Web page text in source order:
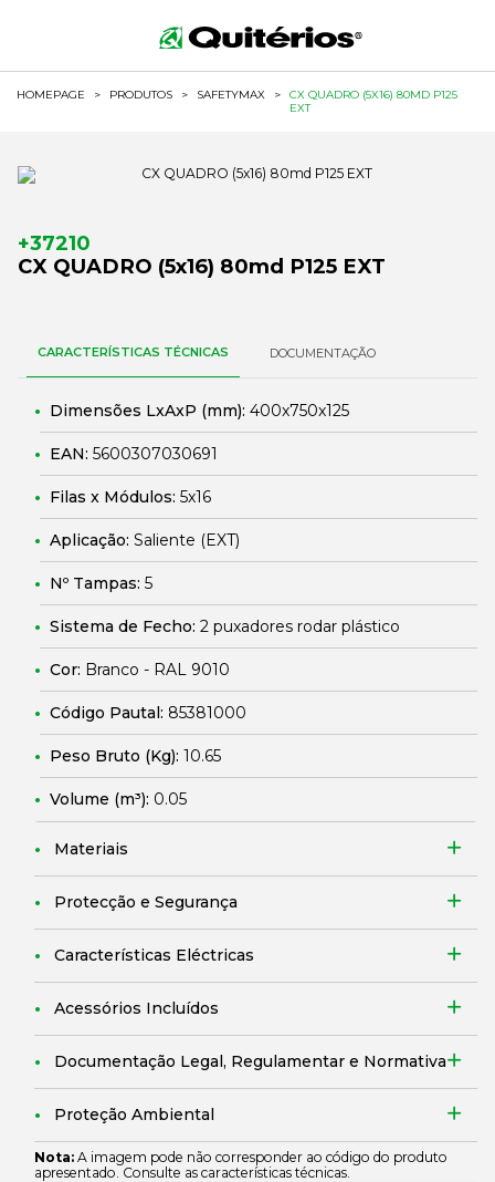
HOMEPAGE > PRODUTOS > SAFETYMAX >
CX QUADRO (5X16) 80MD P125
EXT
+37210
CX QUADRO (5x16) 80md P125 EXT
CARACTERÍSTICAS TÉCNICAS DOCUMENTAÇÃO
Dimensões LxAxP (mm): 400x750x125
EAN: 5600307030691
Filas x Módulos: 5x16
Aplicação: Saliente (EXT)
Nº Tampas: 5
Sistema de Fecho: 2 puxadores rodar plástico
Cor: Branco - RAL 9010
Código Pautal: 85381000
Peso Bruto (Kg): 10.65
Volume (m³): 0.05
Materiais
Protecção e Segurança
Características Eléctricas
Acessórios Incluídos
Documentação Legal, Regulamentar e Normativa
Proteção Ambiental
Nota: A imagem pode não corresponder ao código do produto
apresentado. Consulte as características técnicas.